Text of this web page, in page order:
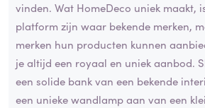
vinden. Wat HomeDeco uniek maakt,
platform zijn waar bekende merken,
merken hun producten kunnen
je altijd een royaal en uniek aanbod.
een solide bank van een bekende
een unieke wandlamp aan van een